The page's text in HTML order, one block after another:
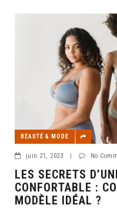
BEAUTÉ & MODE
juin 21, 2023 | No
LES SECRETS
CONFORTABLE :
MODÈLE IDÉAL ?